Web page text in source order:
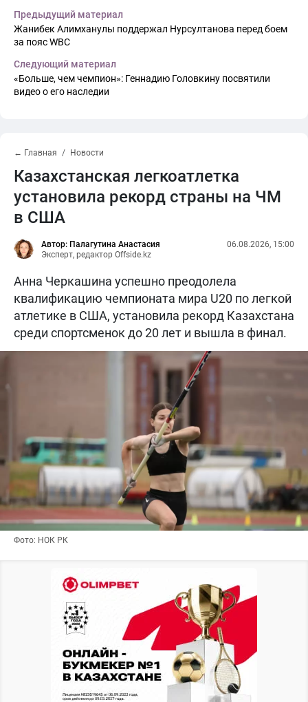
Предыдущий материал
Жанибек Алимханулы поддержал Нурсултанова перед боем
за пояс WBC
Следующий материал
«Больше, чем чемпион»: Геннадию Головкину посвятили
видео о его наследии
← Главная Новости
Казахстанская легкоатлетка
установила рекорд страны на ЧМ
в США
Автор: Палагутина Анастасия
Эксперт, редактор Offside.kz
06.08.2026, 15:00
Анна Черкашина успешно преодолела
квалификацию чемпионата мира U20 по легкой
атлетике в США, установила рекорд Казахстана
среди спортсменок до 20 лет и вышла в финал.
Фото: НОК РК